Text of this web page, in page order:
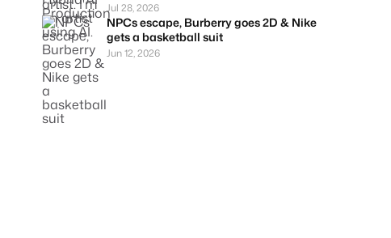
Jul 28, 2026
NPCs escape, Burberry goes 2D & Nike
gets a basketball suit
Jun 12, 2026